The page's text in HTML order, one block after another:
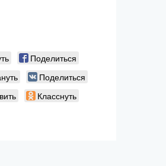
Поделиться
Поделиться
Класснуть